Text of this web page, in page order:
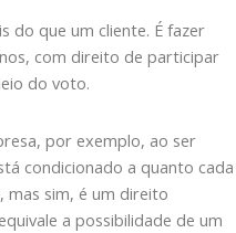
do que um cliente. É fazer
com direito de participar
do voto.
por exemplo, ao ser
condicionado a quanto cada
mas sim, é um direito
a possibilidade de um